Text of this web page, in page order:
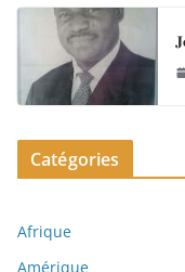
Catégories
Afrique
Amérique